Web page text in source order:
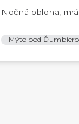
Nočná obloha,
Mýto pod